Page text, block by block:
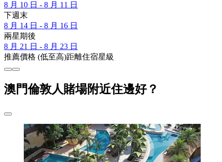
8 月 10 日 - 8 月 11 日
下週末
8 月 14 日 - 8 月 16 日
兩星期後
8 月 21 日 - 8 月 23 日
推薦價格 (低至高)距離住宿星級
澳門倫敦人賭場附近住邊好？